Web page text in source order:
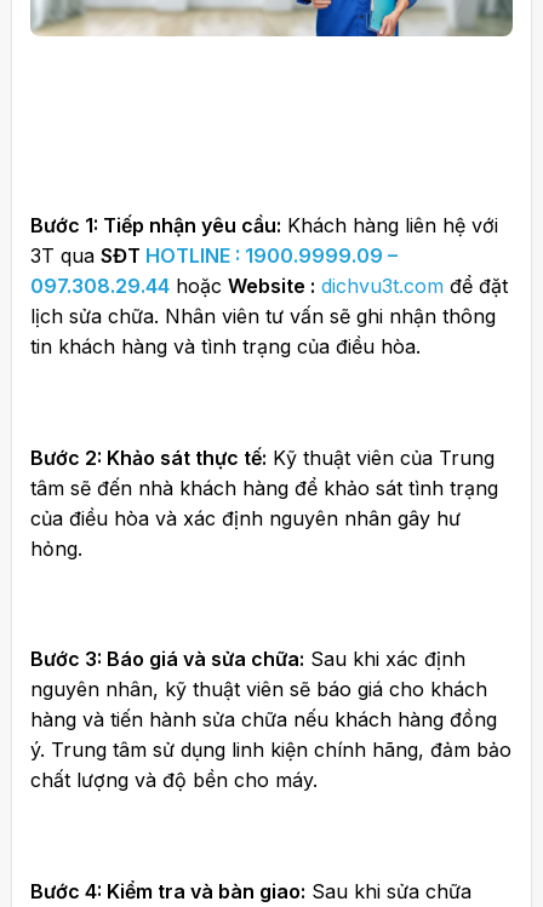
Bước 1: Tiếp nhận yêu cầu: Khách hàng liên hệ với
3T qua SĐT HOTLINE : 1900.9999.09 –
097.308.29.44hoặc Website : dichvu3t.comđể đặt
lịch sửa chữa. Nhân viên tư vấn sẽ ghi nhận thông
tin khách hàng và tình trạng của điều hòa.
Bước 2: Khảo sát thực tế: Kỹ thuật viên của Trung
tâm sẽ đến nhà khách hàng để khảo sát tình trạng
của điều hòa và xác định nguyên nhân gây hư
hỏng.
Bước 3: Báo giá và sửa chữa: Sau khi xác định
nguyên nhân, kỹ thuật viên sẽ báo giá cho khách
hàng và tiến hành sửa chữa nếu khách hàng đồng
ý. Trung tâm sử dụng linh kiện chính hãng, đảm bảo
chất lượng và độ bền cho máy.
Bước 4: Kiểm tra và bàn giao: Sau khi sửa chữa